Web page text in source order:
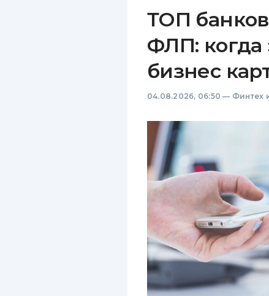
ТОП
ФЛП: когда
бизнес
04.08.2026, 06:50 — Финтех